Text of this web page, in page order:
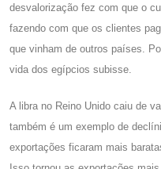
desvalorização fez com que o
fazendo com que os clientes
que vinham de outros países.
vida dos egípcios subisse.
A libra no Reino Unido caiu de
também é um exemplo de
exportações ficaram mais